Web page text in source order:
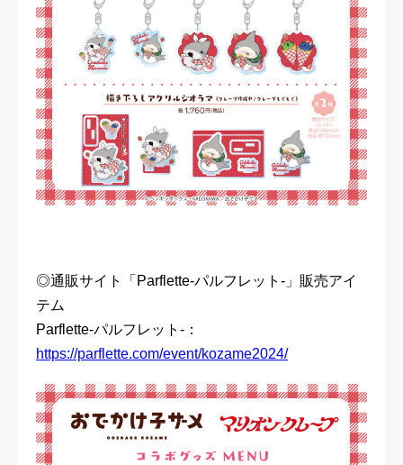
◎通販サイト「Parflette-パルフレット-」販売アイ
テム
Parflette-パルフレット-：
https://parflette.com/event/kozame2024/